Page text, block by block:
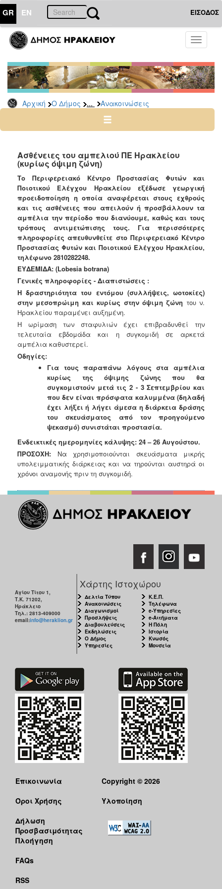
GR EN ΕΙΣΟΔΟΣ
Toggle
Αρχική Ο Δήμος ... Ανακοινώσεις
ΔΗΜΟΣ
Υπηρεσίες
&
Φορείς
Δημοτικές
Υπηρεσίες
Ηλεκτρονική
Διακυβέρνηση
Σχολικές
Επιτροπές
Αγροτική
Ανάπτυξη
Ανακοινώσεις
Προγράμματα
Προσχολική
Αγωγή
Κοιμητήρια
Κέντρο
Οικογένειας
Ασθένειες του αμπελιού ΠΕ Ηρακλείου
(κυρίως όψιμη ζώνη)
Το Περιφερειακό Κέντρο Προστασίας Φυτών και
Ποιοτικού Ελέγχου Ηρακλείου εξέδωσε γεωργική
προειδοποίηση η οποία αναφέρεται στους εχθρούς
και τις ασθένειες που απειλούν ή προσβάλλουν τα
αμπέλια την περίοδο που διανύουμε, καθώς και τους
τρόπους αντιμετώπισης τους. Για περισσότερες
πληροφορίες απευθυνθείτε στο Περιφερειακό Κέντρο
Προστασίας Φυτών και Ποιοτικού Ελέγχου Ηρακλείου,
τηλέφωνο 2810282248.
ΕΥΔΕΜΙΔΑ: (Lobesia botrana)
Γενικές πληροφορίες - Διαπιστώσεις :
Η δραστηριότητα του εντόμου (συλλήψεις, ωοτοκίες)
στην μεσοπρώιμη και κυρίως στην όψιμη ζώνη του ν.
Ηρακλείου παραμένει αυξημένη.
Η ωρίμαση των σταφυλιών έχει επιβραδυνθεί την
τελευταία εβδομάδα και η συγκομιδή σε αρκετά
αμπέλια καθυστερεί.
Οδηγίες:
Για τους παραπάνω λόγους στα αμπέλια
κυρίως της όψιμης ζώνης που θα
συγκομιστούν μετά τις 2 - 3 Σεπτεμβρίου και
που δεν είναι πρόσφατα καλυμμένα (δηλαδή
έχει λήξει ή λήγει άμεσα η διάρκεια δράσης
του σκευάσματος από τον προηγούμενο
ψεκασμό) συνιστάται προστασία.
Ενδεικτικές ημερομηνίες κάλυψης: 24 – 26 Αυγούστου.
ΠΡΟΣΟΧΗ: Να χρησιμοποιούνται σκευάσματα μικρής
υπολειμματικής διάρκειας και να τηρούνται αυστηρά οι
χρόνοι αναμονής πριν τη συγκομιδή.
Αγίου Τίτου 1,
Τ.Κ. 71202,
Ηράκλειο
Τηλ.: 2813-409000
email:info@heraklion.gr
Χάρτης Ιστοχώρου
Δελτία Τύπου
Ανακοινώσεις
Διαγωνισμοί
Προσλήψεις
Διαβουλεύσεις
Εκδηλώσεις
Ο Δήμος
Υπηρεσίες
Κ.Ε.Π.
Τηλέφωνα
e-Υπηρεσίες
e-Αιτήματα
Η Πόλη
Ιστορία
Κνωσός
Μουσεία
Επικοινωνία
Όροι Χρήσης
Δήλωση
Προσβασιμότητας
Πλοήγηση
FAQs
RSS
Copyright © 2026
Υλοποίηση